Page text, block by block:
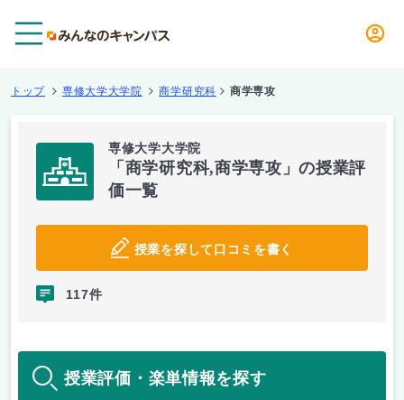
トップ 専修大学大学院 商学研究科 商学専攻
専修大学大学院
「商学研究科,商学専攻」の授業評
価一覧
授業を探して口コミを書く
117件
授業評価・楽単情報を探す